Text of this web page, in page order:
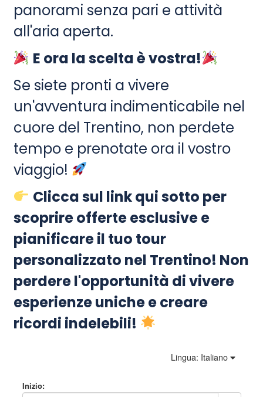
panorami senza pari e attività
all'aria aperta.
E ora la scelta è vostra!
Se siete pronti a vivere
un'avventura indimenticabile nel
cuore del Trentino, non perdete
tempo e prenotate ora il vostro
viaggio!
Clicca sul link qui sotto per
scoprire offerte esclusive e
pianificare il tuo tour
personalizzato nel Trentino! Non
perdere l'opportunità di vivere
esperienze uniche e creare
ricordi indelebili!